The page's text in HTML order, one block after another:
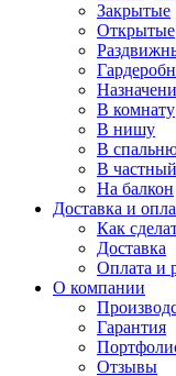
Закрытые
Открытые
В комнату
В нишу
В
В
На балкон
Доставка и
Как
Доставка
Оплата и
О компании
Гарантия
Отзывы